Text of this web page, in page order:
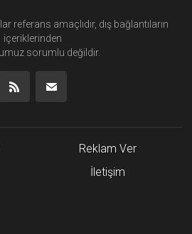
referans amaçlıdır, dış bağlantıların
içeriklerinden
sorumlu değildir.
Reklam Ver
İletişim